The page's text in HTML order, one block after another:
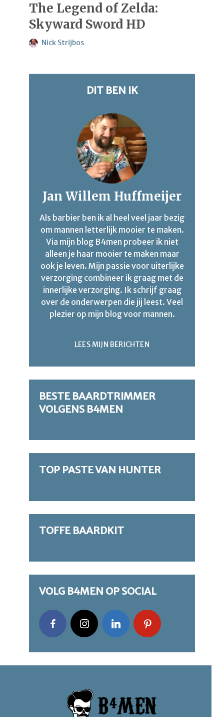
The Legend of Zelda:
Skyward Sword HD
Nick Strijbos
DIT BEN IK
Jan Willem Huffmeijer
Als barbier ben ik al heel veel jaar bezig
om mannen letterlijk mooier te maken.
Via mijn blog B4men probeer ik niet
alleen je haar mooier te maken maar
ook je leven. Mijn passie voor uiterlijke
verzorging combineer ik graag met de
innerlijke verzorging. Ik schrijf graag
over de onderwerpen die jij leest. Veel
plezier op mijn blog voor mannen.
LEES MIJN BERICHTEN
BESTE BAARDTRIMMER
VOLGENS B4MEN
TOP PASTE VAN HUNTER
TOFFE BAARDKIT
VOLG B4MEN OP SOCIAL